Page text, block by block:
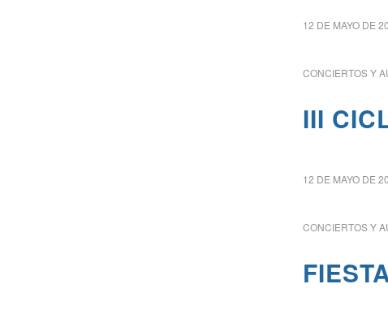
12 DE MAYO DE
CONCIERTOS Y
III
12 DE MAYO DE
CONCIERTOS Y